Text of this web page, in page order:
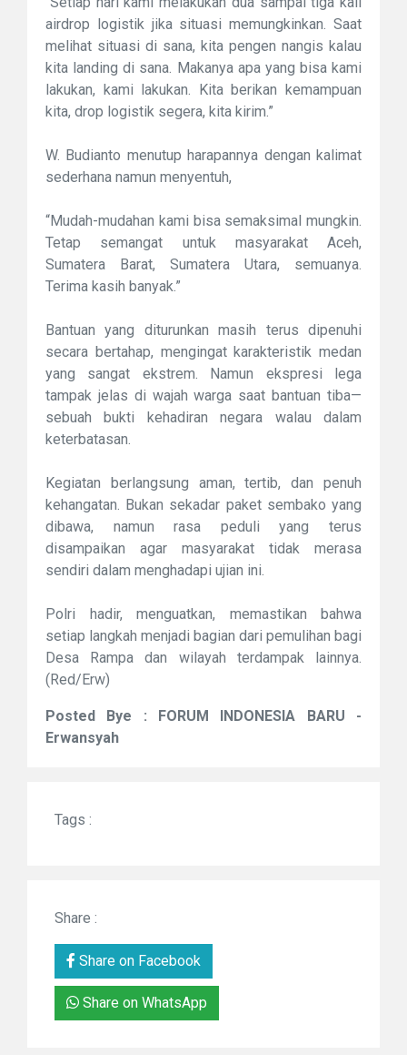
airdrop logistik jika situasi memungkinkan. Saat
melihat situasi di sana, kita pengen nangis kalau
kita landing di sana. Makanya apa yang bisa kami
lakukan, kami lakukan. Kita berikan kemampuan
kita, drop logistik segera, kita kirim.”
W. Budianto menutup harapannya dengan kalimat
sederhana namun menyentuh,
“Mudah-mudahan kami bisa semaksimal mungkin.
Tetap semangat untuk masyarakat Aceh,
Sumatera Barat, Sumatera Utara, semuanya.
Terima kasih banyak.”
Bantuan yang diturunkan masih terus dipenuhi
secara bertahap, mengingat karakteristik medan
yang sangat ekstrem. Namun ekspresi lega
tampak jelas di wajah warga saat bantuan tiba—
sebuah bukti kehadiran negara walau dalam
keterbatasan.
Kegiatan berlangsung aman, tertib, dan penuh
kehangatan. Bukan sekadar paket sembako yang
dibawa, namun rasa peduli yang terus
disampaikan agar masyarakat tidak merasa
sendiri dalam menghadapi ujian ini.
Polri hadir, menguatkan, memastikan bahwa
setiap langkah menjadi bagian dari pemulihan bagi
Desa Rampa dan wilayah terdampak lainnya.
(Red/Erw)
Posted Bye : FORUM INDONESIA BARU -
Erwansyah
Tags :
Share :
Share on Facebook
Share on WhatsApp